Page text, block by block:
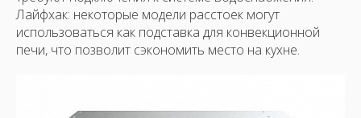
Лайфхак: некоторые модели расстоек могут
использоваться как подставка для конвекционной
печи, что позволит сэкономить место на кухне.